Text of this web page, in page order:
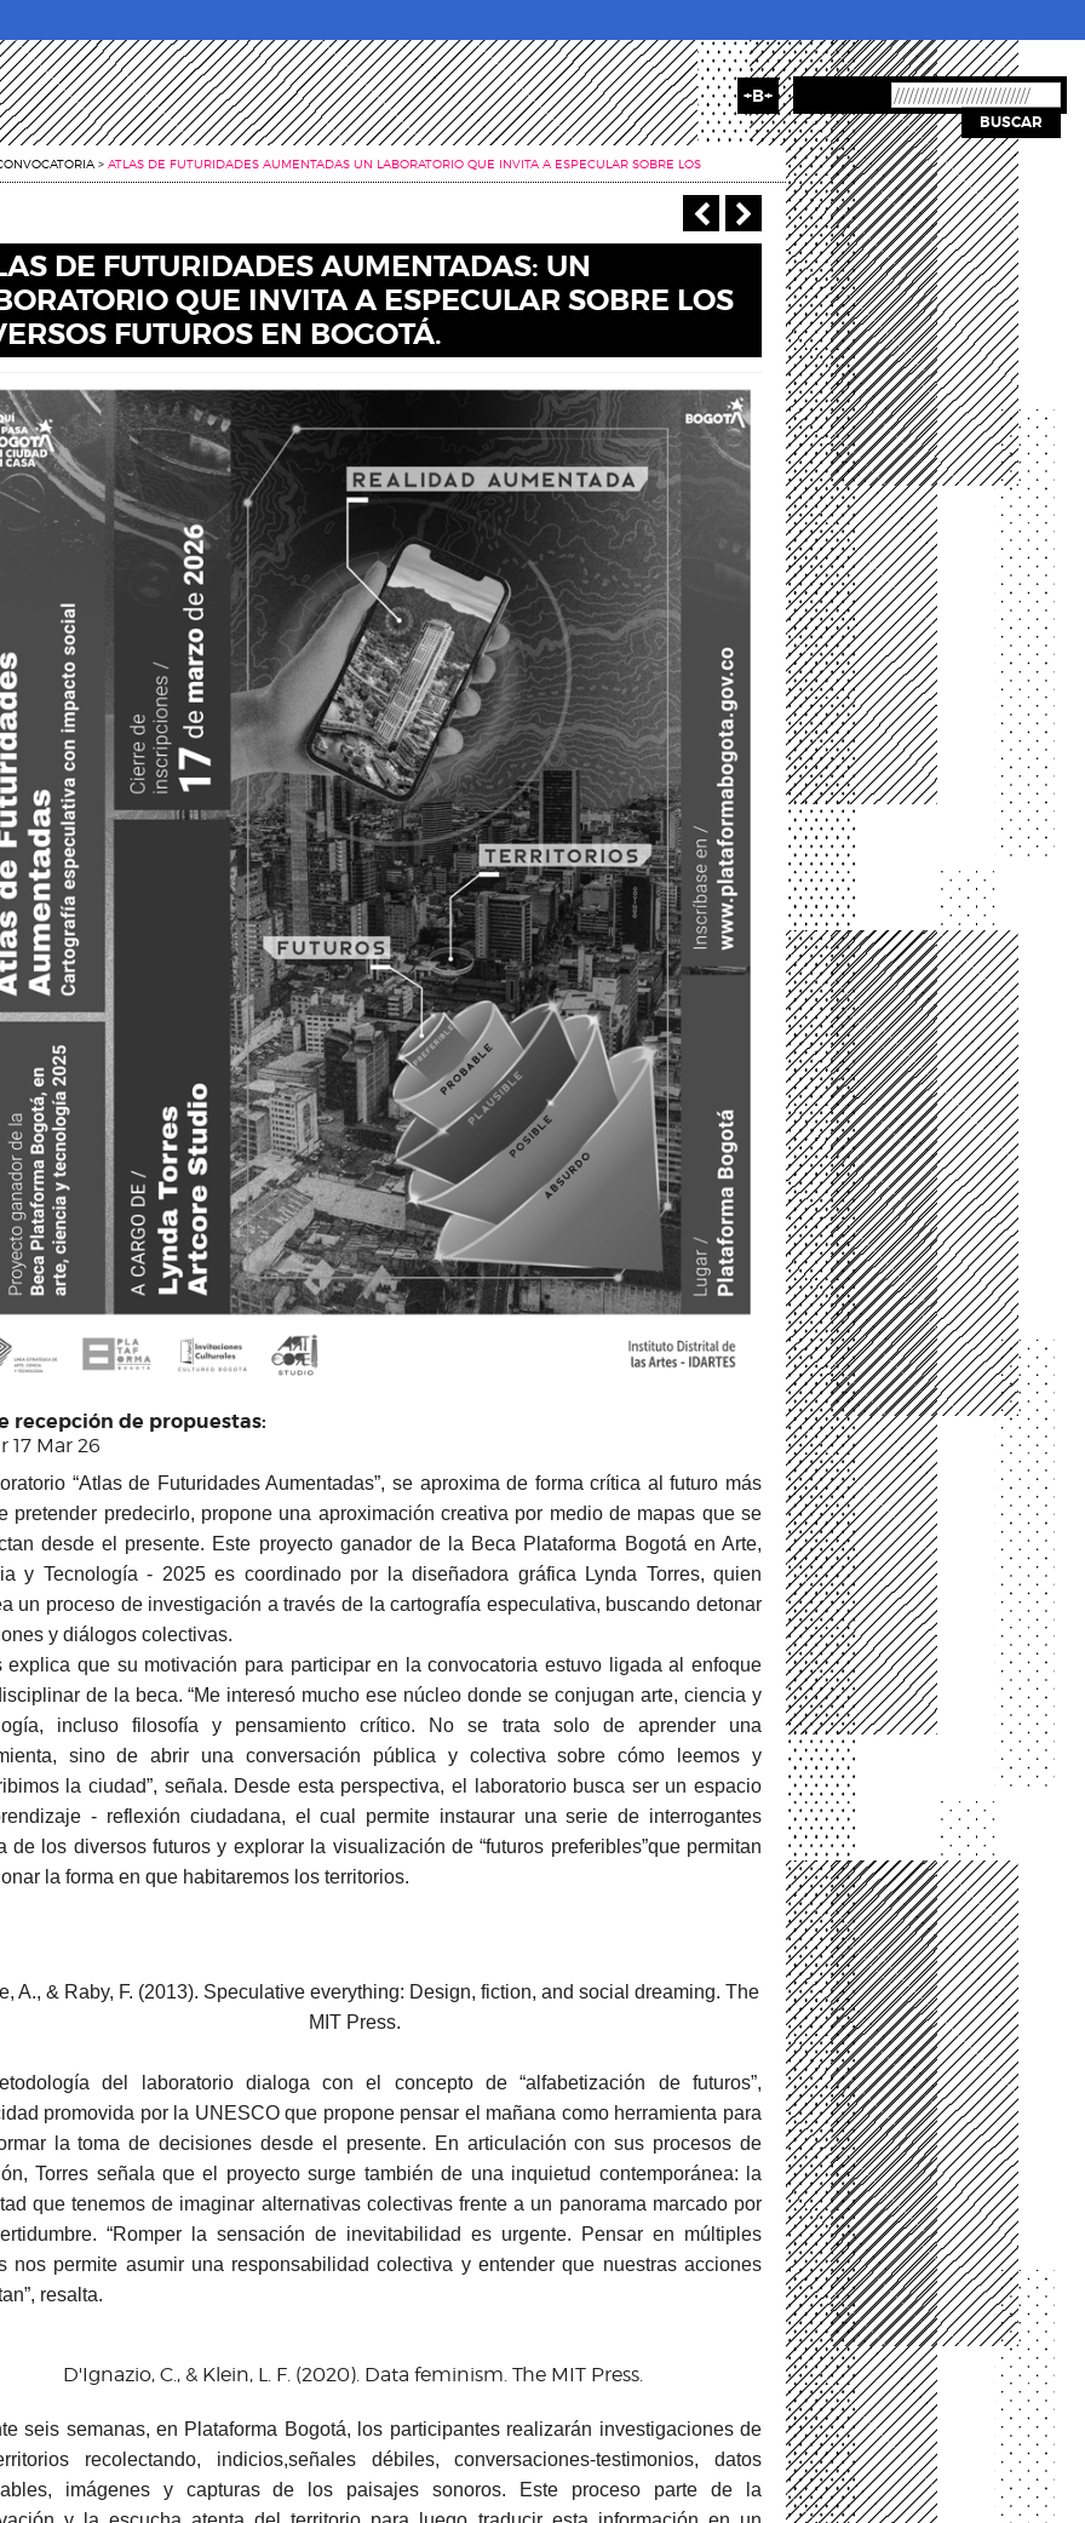
BUSCAR
+B+
> ATLAS DE FUTURIDADES AUMENTADAS UN LABORATORIO QUE INVITA A ESPECULAR SOBRE LOS
‹ AnteriorSiguiente >
DE FUTURIDADES AUMENTADAS: UN
QUE INVITA A ESPECULAR SOBRE LOS
FUTUROS EN BOGOTÁ.
recepción de propuestas:
17 Mar 26
“Atlas de Futuridades Aumentadas”, se aproxima de forma crítica al futuro más
pretender predecirlo, propone una aproximación creativa por medio de mapas que se
desde el presente. Este proyecto ganador de la Beca Plataforma Bogotá en Arte,
y Tecnología - 2025 es coordinado por la diseñadora gráfica Lynda Torres, quien
un proceso de investigación a través de la cartografía especulativa, buscando detonar
y diálogos colectivas.
explica que su motivación para participar en la convocatoria estuvo ligada al enfoque
de la beca. “Me interesó mucho ese núcleo donde se conjugan arte, ciencia y
incluso filosofía y pensamiento crítico. No se trata solo de aprender una
sino de abrir una conversación pública y colectiva sobre cómo leemos y
la ciudad”, señala. Desde esta perspectiva, el laboratorio busca ser un espacio
- reflexión ciudadana, el cual permite instaurar una serie de interrogantes
de los diversos futuros y explorar la visualización de “futuros preferibles”que permitan
la forma en que habitaremos los territorios.
A., & Raby, F. (2013). Speculative everything: Design, fiction, and social dreaming. The
MIT Press.
del laboratorio dialoga con el concepto de “alfabetización de futuros”,
promovida por la UNESCO que propone pensar el mañana como herramienta para
la toma de decisiones desde el presente. En articulación con sus procesos de
Torres señala que el proyecto surge también de una inquietud contemporánea: la
que tenemos de imaginar alternativas colectivas frente a un panorama marcado por
“Romper la sensación de inevitabilidad es urgente. Pensar en múltiples
nos permite asumir una responsabilidad colectiva y entender que nuestras acciones
resalta.
D'Ignazio, C., & Klein, L. F. (2020). Data feminism. The MIT Press.
seis semanas, en Plataforma Bogotá, los participantes realizarán investigaciones de
recolectando, indicios,señales débiles, conversaciones-testimonios, datos
imágenes y capturas de los paisajes sonoros. Este proceso parte de la